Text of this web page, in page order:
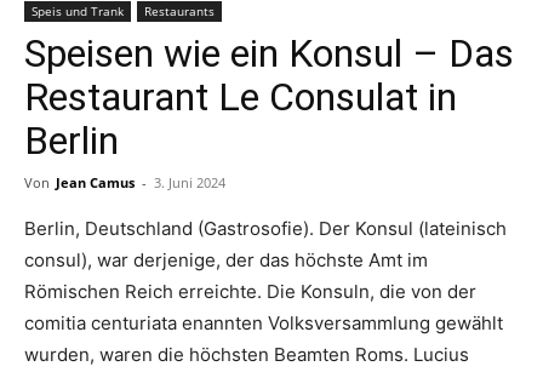
Speis und Trank Restaurants
Speisen wie ein Konsul – Das
Restaurant Le Consulat in
Berlin
Von Jean Camus - 3. Juni 2024
Berlin, Deutschland (Gastrosofie). Der Konsul (lateinisch
consul), war derjenige, der das höchste Amt im
Römischen Reich erreichte. Die Konsuln, die von der
comitia centuriata enannten Volksversammlung gewählt
wurden, waren die höchsten Beamten Roms. Lucius